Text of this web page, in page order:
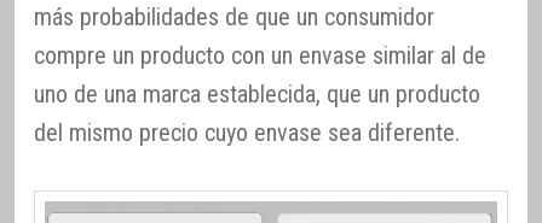
más probabilidades de que un consumidor
compre un producto con un envase similar al de
uno de una marca establecida, que un producto
del mismo precio cuyo envase sea diferente.